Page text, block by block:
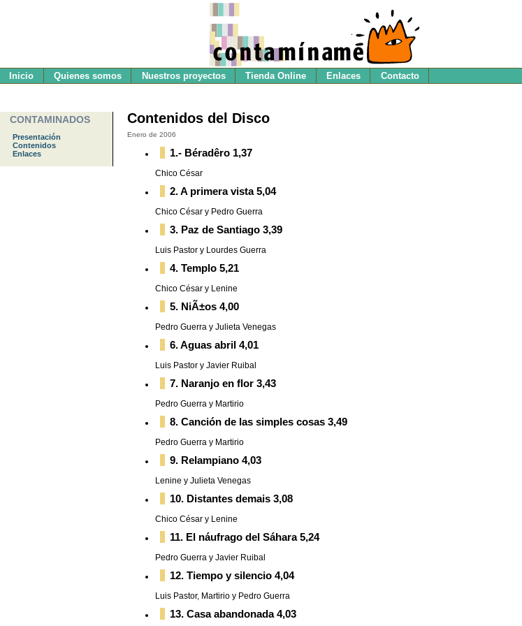
Inicio Quienes somos Nuestros proyectos Tienda Online Enlaces Contacto
CONTAMINADOS
Presentación
Contenidos
Enlaces
Contenidos del Disco
Enero de 2006
1.- Béradêro 1,37
Chico César
2. A primera vista 5,04
Chico César y Pedro Guerra
3. Paz de Santiago 3,39
Luis Pastor y Lourdes Guerra
4. Templo 5,21
Chico César y Lenine
5. NiÃ±os 4,00
Pedro Guerra y Julieta Venegas
6. Aguas abril 4,01
Luis Pastor y Javier Ruibal
7. Naranjo en flor 3,43
Pedro Guerra y Martirio
8. Canción de las simples cosas 3,49
Pedro Guerra y Martirio
9. Relampiano 4,03
Lenine y Julieta Venegas
10. Distantes demais 3,08
Chico César y Lenine
11. El náufrago del Sáhara 5,24
Pedro Guerra y Javier Ruibal
12. Tiempo y silencio 4,04
Luis Pastor, Martirio y Pedro Guerra
13. Casa abandonada 4,03